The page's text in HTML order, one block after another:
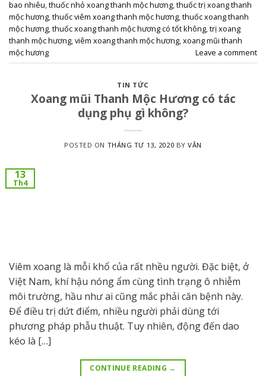
bao nhiêu thuốc nhỏ xoang thanh mộc hương thuốc trị xoang thanh
mộc hương thuốc viêm xoang thanh mộc hương thuốc xoang thanh
mộc hương thuốc xoang thanh mộc hương có tốt không trị xoang
thanh mộc hương viêm xoang thanh mộc hương xoang mũi thanh
mộc hương
Leave a comment
TIN TỨC
Xoang mũi Thanh Mộc Hương có tác
dụng phụ gì không?
POSTED ON THÁNG TƯ 13, 2020 BYVÂN
13
Th4
Viêm xoang là mỗi khổ của rất nhều người. Đặc biệt, ở
Việt Nam, khí hậu nóng ẩm cùng tình trạng ô nhiễm
môi trường, hầu như ai cũng mắc phải căn bệnh này.
Để điều trị dứt điểm, nhiều người phải dùng tới
phương pháp phẫu thuật. Tuy nhiên, động đến dao
kéo là […]
CONTINUE READING →